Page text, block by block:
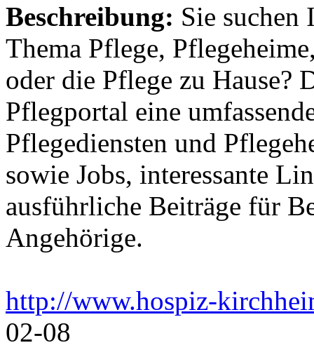
Beschreibung: Sie suchen
Thema Pflege,
oder die Pflege zu Hause?
Pflegportal eine
Pflegediensten und
sowie Jobs, interessante
ausführliche Beiträge für
Angehörige.
http://www.hospiz-
02-08